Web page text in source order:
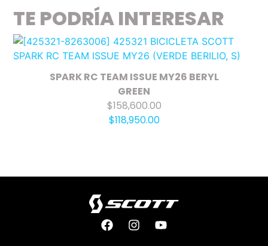
TE PODRÍA INTERESAR
SPARK RC TEAM ISSUE MY26 BERYL
GREEN
$158,600.00
$118,950.00